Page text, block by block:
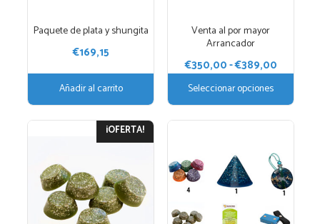
Paquete de plata y shungita
€169,15
Añadir al carrito
Venta al por mayor
Arrancador
€350,00-€389,00Rango
precios:
desde
€350,00
€389,00
Seleccionar opciones
página
producto
¡OFERTA!
Este
tiene
múltiples
variantes.
Las